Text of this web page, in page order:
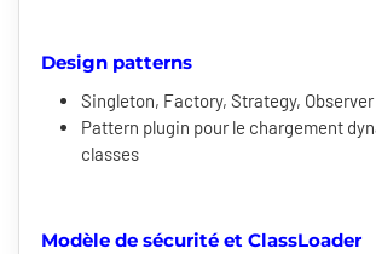
Design patterns
Singleton, Factory, Strategy, Observer
Pattern plugin pour le chargement
classes
Modèle de sécurité et ClassLoader